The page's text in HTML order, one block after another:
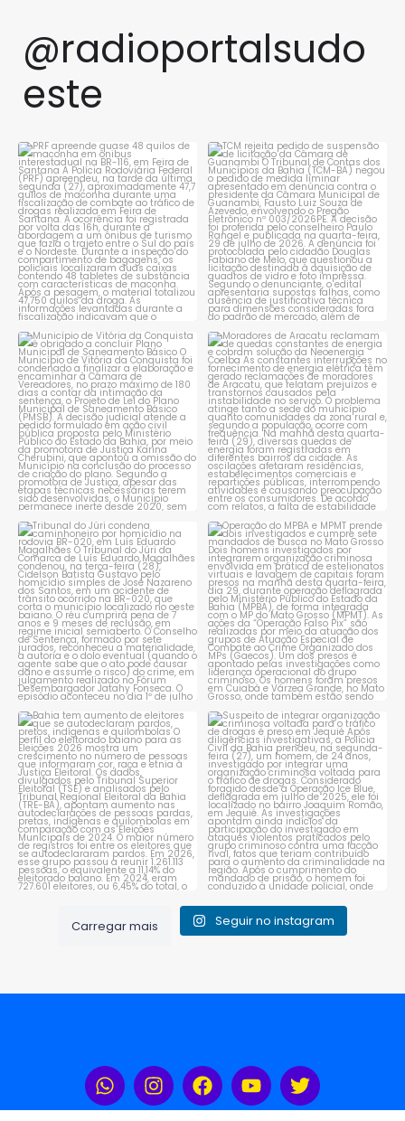
@radioportalsudo
este
PRF apreende quase 48 quilos
de maconha em ônibus...
1 0
TCM rejeita pedido de
suspensão de licitação da...
1 0
Município de Vitória da
Conquista é obrigado a...
1 0
Moradores de Aracatu
reclamam de quedas
constantes ...
1 0
Tribunal do Júri condena
caminhoneiro por...
1 0
Operação do MPBA e MPMT
prende dois investigados e...
1 0
Bahia tem aumento de eleitores
que se autodeclaram...
1 0
Suspeito de integrar
organização criminosa
voltada...
1 0
Carregar mais Seguir no instagram